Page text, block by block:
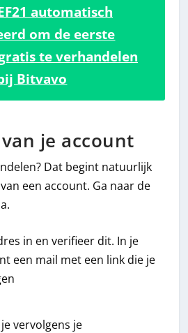
automatisch
om de eerste
te verhandelen
Bitvavo
je account
Dat begint natuurlijk
een account. Ga naar de
in en verifieer dit. In je
een mail met een link die je
vervolgens je